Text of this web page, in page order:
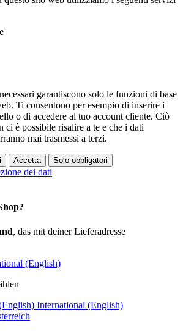
garantiscono solo le funzioni di base
Ti consentono per esempio di inserire i
o di accedere al tuo account cliente. Ciò
ci è possibile risalire a te e che i dati
mai trasmessi a terzi.
Accetta Solo obbligatori
dei dati
, das mit deiner Lieferadresse
(English)
International (English)